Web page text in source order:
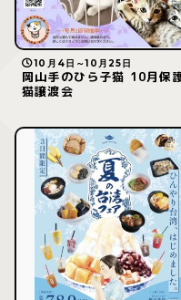
10月4日～10月25日
岡山手のひら子猫 10月保
猫譲渡会